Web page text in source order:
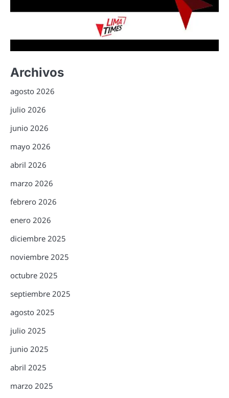
Archivos
agosto 2026
julio 2026
junio 2026
mayo 2026
abril 2026
marzo 2026
febrero 2026
enero 2026
diciembre 2025
noviembre 2025
octubre 2025
septiembre 2025
agosto 2025
julio 2025
junio 2025
abril 2025
marzo 2025